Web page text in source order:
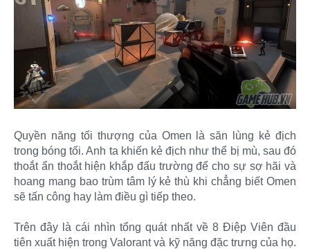
Quyền năng tối thượng của Omen là săn lùng kẻ địch
trong bóng tối. Anh ta khiến kẻ địch như thể bị mù, sau đó
thoắt ẩn thoắt hiện khắp đấu trường để cho sự sợ hãi và
hoang mang bao trùm tâm lý kẻ thù khi chẳng biết Omen
sẽ tấn công hay làm điều gì tiếp theo.
Trên đây là cái nhìn tổng quát nhất về 8 Điệp Viên đầu
tiên xuất hiện trong Valorant và kỹ năng đặc trưng của họ.